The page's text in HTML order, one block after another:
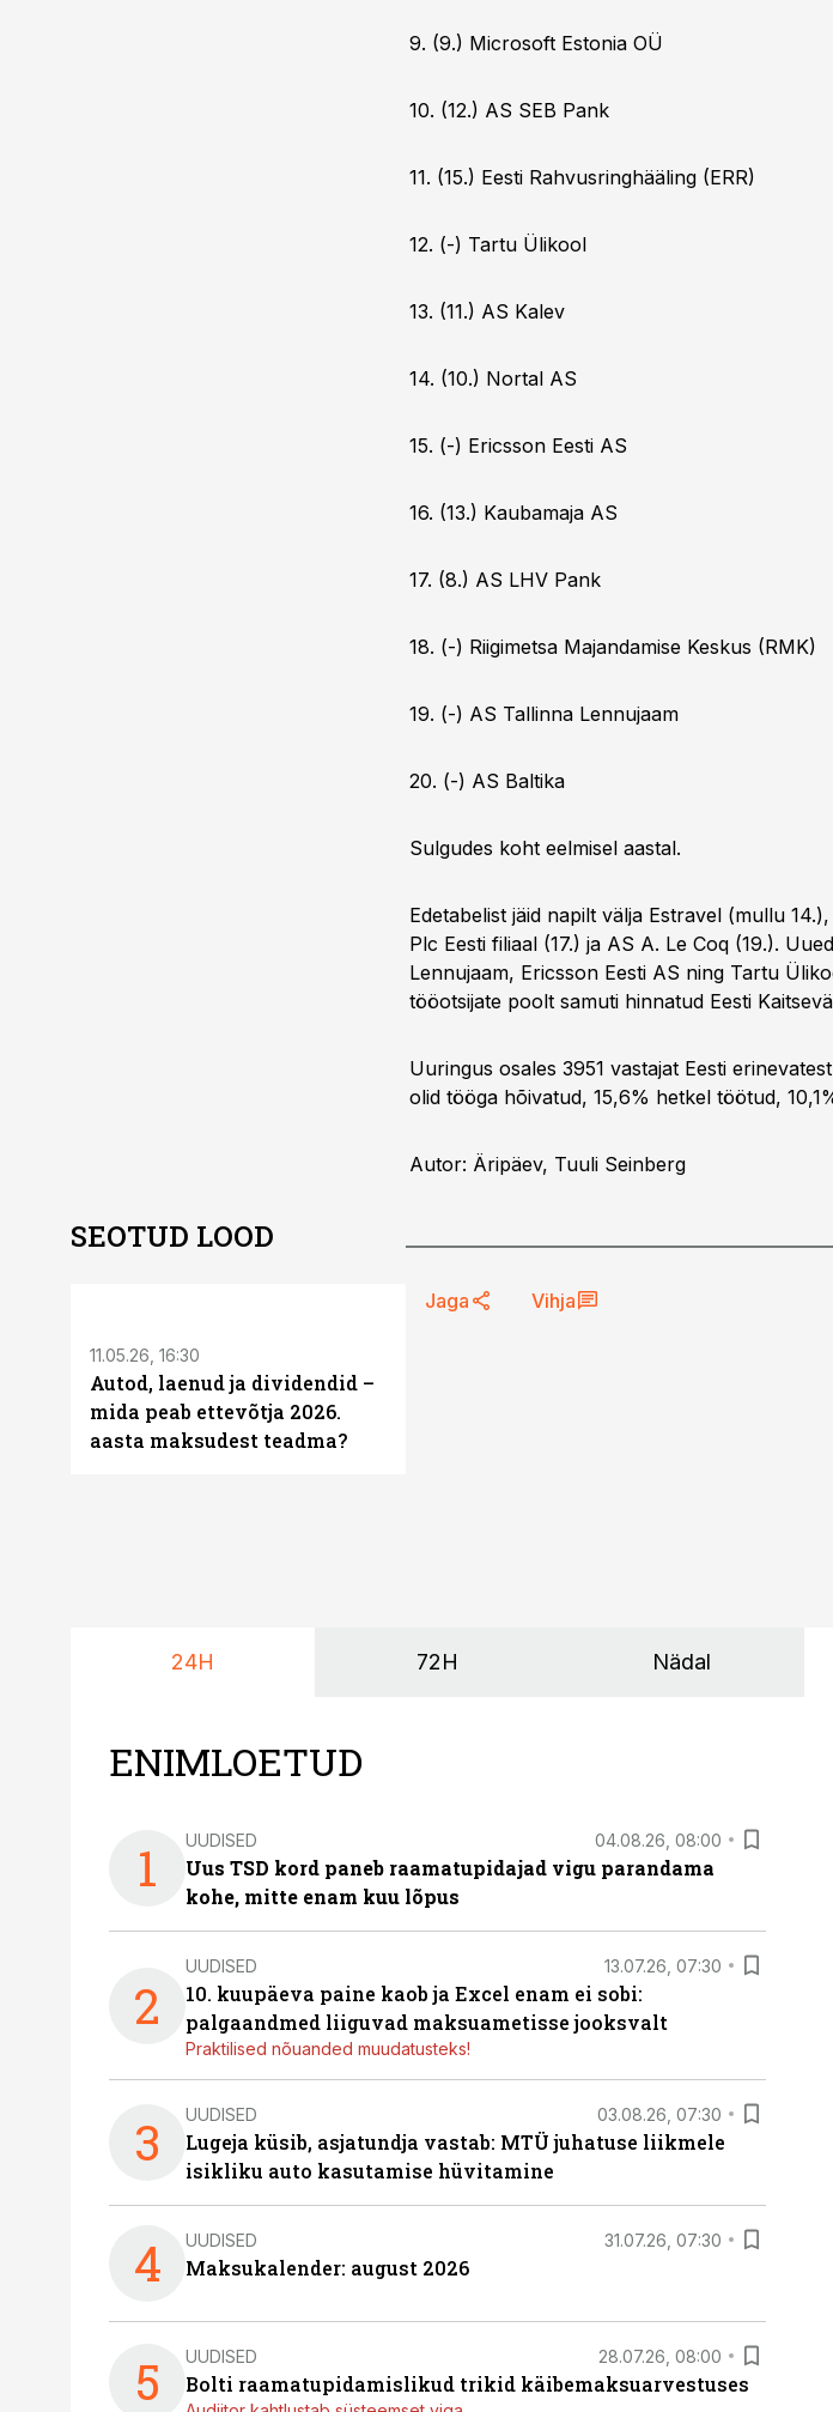
9. (9.) Microsoft Estonia OÜ
10. (12.) AS SEB Pank
11. (15.) Eesti Rahvusringhääling (ERR)
12. (-) Tartu Ülikool
13. (11.) AS Kalev
14. (10.) Nortal AS
15. (-) Ericsson Eesti AS
16. (13.) Kaubamaja AS
17. (8.) AS LHV Pank
18. (-) Riigimetsa Majandamise Keskus (RMK)
19. (-) AS Tallinna Lennujaam
20. (-) AS Baltika
Sulgudes koht eelmisel aastal.
Edetabelist jäid napilt välja Estravel (mullu
Plc Eesti filiaal (17.) ja AS A. Le Coq (19.).
Lennujaam, Ericsson Eesti AS ning Tartu
tööotsijate poolt samuti hinnatud Eesti
Uuringus osales 3951 vastajat Eesti
olid tööga hõivatud, 15,6% hetkel töötud,
Autor: Äripäev, Tuuli Seinberg
Jaga Vihja
SEOTUD LOOD
11.05.26, 16:30
Autod, laenud ja dividendid –
mida peab ettevõtja 2026.
aasta maksudest teadma?
24H 72H Nädal
ENIMLOETUD
1 UUDISED 04.08.26, 08:00
Uus TSD kord paneb raamatupidajad vigu parandama
kohe, mitte enam kuu lõpus
2
UUDISED 13.07.26, 07:30
10. kuupäeva paine kaob ja Excel enam ei sobi:
palgaandmed liiguvad maksuametisse jooksvalt
Praktilised nõuanded muudatusteks!
3 UUDISED 03.08.26, 07:30
Lugeja küsib, asjatundja vastab: MTÜ juhatuse liikmele
isikliku auto kasutamise hüvitamine
4 UUDISED 31.07.26, 07:30
Maksukalender: august 2026
5 UUDISED 28.07.26, 08:00
Bolti raamatupidamislikud trikid käibemaksuarvestuses